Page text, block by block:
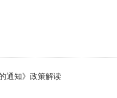
通知》政策解读